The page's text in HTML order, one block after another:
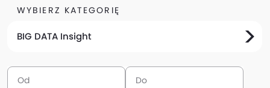
WYBIERZ KATEGORIĘ
BIG DATA Insight